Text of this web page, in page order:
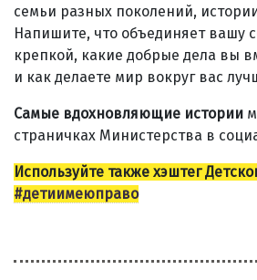
семьи разных поколений,
Напишите, что объединяет вашу
крепкой, какие добрые дела вы
и как делаете мир вокруг вас
Самые вдохновляющие истории
страничках Министерства в
Используйте также хэштег
#детиимеюправо